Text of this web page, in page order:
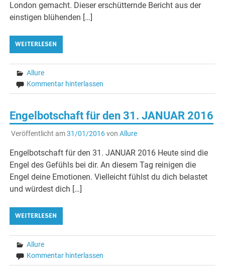
London gemacht. Dieser erschütternde Bericht aus der
einstigen blühenden […]
WEITERLESEN
Allure
Kommentar hinterlassen
Engelbotschaft für den 31. JANUAR 2016
Veröffentlicht am31/01/2016von Allure
Engelbotschaft für den 31. JANUAR 2016 Heute sind die
Engel des Gefühls bei dir. An diesem Tag reinigen die
Engel deine Emotionen. Vielleicht fühlst du dich belastet
und würdest dich […]
WEITERLESEN
Allure
Kommentar hinterlassen